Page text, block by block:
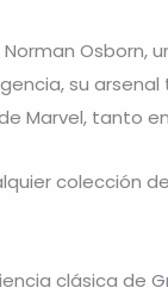
Osborn,
su
Marvel, tanto
colección
clásica de